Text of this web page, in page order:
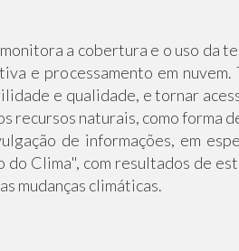
a cobertura e o uso da
e processamento em
e qualidade, e tornar
naturais, como forma
de informações, em
Clima", com resultados de
mudanças climáticas.